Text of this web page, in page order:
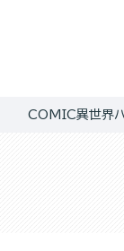
COMIC異世界ハ